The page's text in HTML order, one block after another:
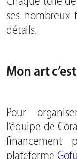
ses nombreux
détails.
Mon art
Pour
l’équipe de
financement
plateforme